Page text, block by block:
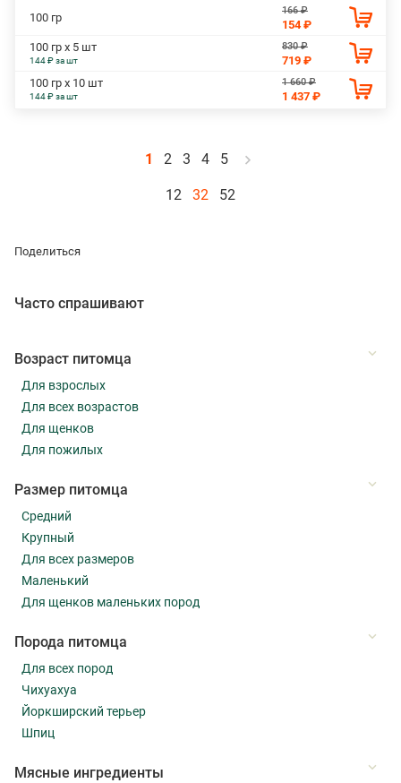
100 гр
166 ₽
154 ₽
100 гр х 5 шт
144 ₽ за шт
830 ₽
719 ₽
100 гр х 10 шт
144 ₽ за шт
1 660 ₽
1 437 ₽
1 2 3 4 5
12 32 52
Поделиться
Часто спрашивают
Возраст питомца
Для взрослых
Для всех возрастов
Для щенков
Для пожилых
Размер питомца
Средний
Крупный
Для всех размеров
Маленький
Для щенков маленьких пород
Порода питомца
Для всех пород
Чихуахуа
Йоркширский терьер
Шпиц
Мясные ингредиенты